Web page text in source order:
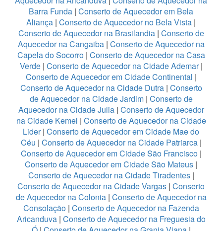
Barra Funda | Conserto de Aquecedor em Bela
Aliança | Conserto de Aquecedor no Bela Vista |
Conserto de Aquecedor na Brasilandia| Conserto de
Aquecedor na Cangaiba| Conserto de Aquecedor na
Capela do Socorro | Conserto de Aquecedor na Casa
Verde| Conserto de Aquecedor na Cidade Ademar|
Conserto de Aquecedor em Cidade Continental |
Conserto de Aquecedor na Cidade Dutra | Conserto
de Aquecedor na Cidade Jardim| Conserto de
Aquecedor na Cidade Julia | Conserto de Aquecedor
na Cidade Kemel | Conserto de Aquecedor na Cidade
Lider| Conserto de Aquecedor em Cidade Mae do
Céu | Conserto de Aquecedor na Cidade Patriarca|
Conserto de Aquecedor em Cidade São Francisco |
Conserto de Aquecedor em Cidade São Mateus |
Conserto de Aquecedor na Cidade Tiradentes|
Conserto de Aquecedor na Cidade Vargas | Conserto
de Aquecedor na Colonia| Conserto de Aquecedor na
Consolação | Conserto de Aquecedor na Fazenda
Aricanduva| Conserto de Aquecedor na Freguesia do